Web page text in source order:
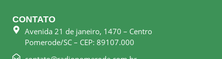
e
b
o
t
a
g
r
CONTATO
Avenida 21 de janeiro, 1470 – Centro
Pomerode/SC – CEP: 89107.000